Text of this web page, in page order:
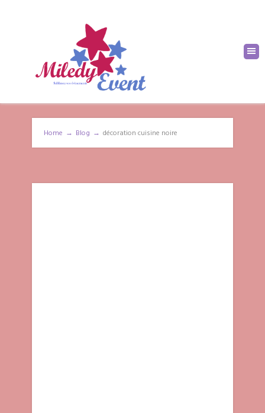
Home → Blog → décoration cuisine noire